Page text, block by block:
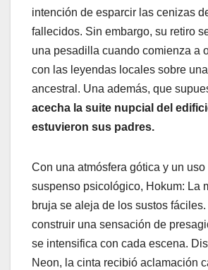
intención de esparcir las cenizas
fallecidos. Sin embargo, su retiro
una pesadilla cuando comienza a
con las leyendas locales sobre
ancestral. Una además, que
acecha la suite nupcial del
estuvieron sus padres.
Con una atmósfera gótica y un uso
suspenso psicológico, Hokum: La
bruja se aleja de los sustos fáciles.
construir una sensación de
se intensifica con cada escena.
Neon, la cinta recibió aclamación